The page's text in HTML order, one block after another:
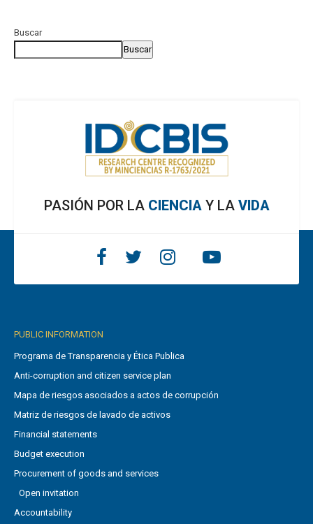
Buscar
Buscar
PASIÓN POR LA CIENCIAY LA VIDA
PUBLIC INFORMATION
Programa de Transparencia y Ética Publica
Anti-corruption and citizen service plan
Mapa de riesgos asociados a actos de corrupción
Matriz de riesgos de lavado de activos
Financial statements
Budget execution
Procurement of goods and services
Open invitation
Accountability